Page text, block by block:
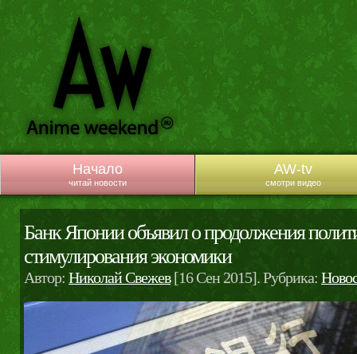
Начало
читай новости
AW-tv
смотри видео
Банк Японии объявил о продолжения
стимулирования экономики
Автор: Николай Свежев[16 Сен 2015]. Рубрика: